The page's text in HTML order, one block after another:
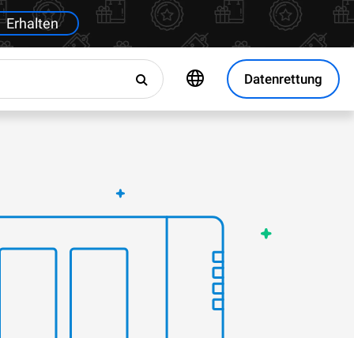
Erhalten
Datenrettung